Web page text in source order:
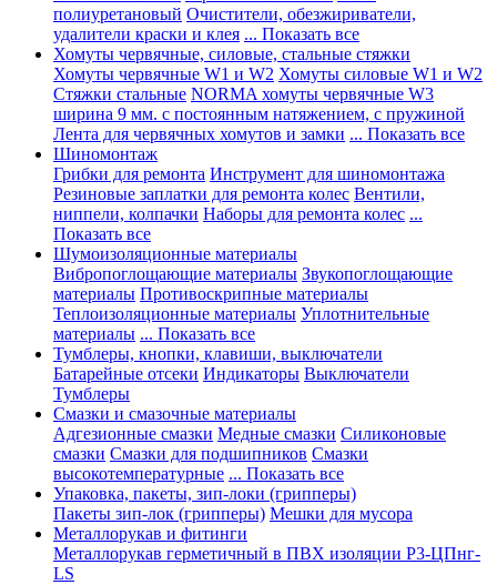
полиуретановый Очистители, обезжириватели,
удалители краски и клея ... Показать все
Хомуты червячные, силовые, стальные стяжки
Хомуты червячные W1 и W2 Хомуты силовые W1 и W2
Стяжки стальные NORMA хомуты червячные W3
ширина 9 мм. с постоянным натяжением, с пружиной
Лента для червячных хомутов и замки ... Показать все
Шиномонтаж
Грибки для ремонта Инструмент для шиномонтажа
Резиновые заплатки для ремонта колес Вентили,
ниппели, колпачки Наборы для ремонта колес ...
Показать все
Шумоизоляционные материалы
Вибропоглощающие материалы Звукопоглощающие
материалы Противоскрипные материалы
Теплоизоляционные материалы Уплотнительные
материалы ... Показать все
Тумблеры, кнопки, клавиши, выключатели
Батарейные отсеки Индикаторы Выключатели
Тумблеры
Смазки и смазочные материалы
Адгезионные смазки Медные смазки Силиконовые
смазки Смазки для подшипников Смазки
высокотемпературные ... Показать все
Упаковка, пакеты, зип-локи (грипперы)
Пакеты зип-лок (грипперы) Мешки для мусора
Металлорукав и фитинги
Металлорукав герметичный в ПВХ изоляции Р3-ЦПнг-
LS